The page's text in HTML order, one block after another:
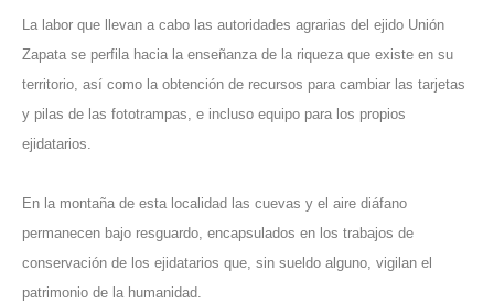
La labor que llevan a cabo las autoridades agrarias del ejido Unión
Zapata se perfila hacia la enseñanza de la riqueza que existe en su
territorio, así como la obtención de recursos para cambiar las tarjetas
y pilas de las fototrampas, e incluso equipo para los propios
ejidatarios.
En la montaña de esta localidad las cuevas y el aire diáfano
permanecen bajo resguardo, encapsulados en los trabajos de
conservación de los ejidatarios que, sin sueldo alguno, vigilan el
patrimonio de la humanidad.